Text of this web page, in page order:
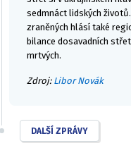
sedmnáct lidských
zraněných hlásí také
bilance dosavadních
mrtvých.
Zdroj: Libor Novák
DALŠÍ ZPRÁVY